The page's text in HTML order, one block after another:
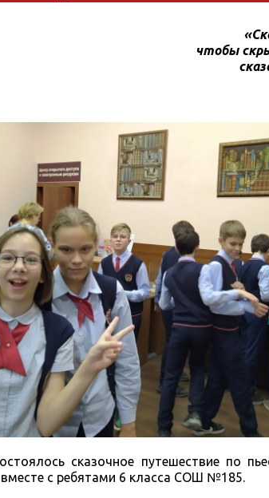
чтобы
сказочное путешествие по
с ребятами 6 класса СОШ №185.